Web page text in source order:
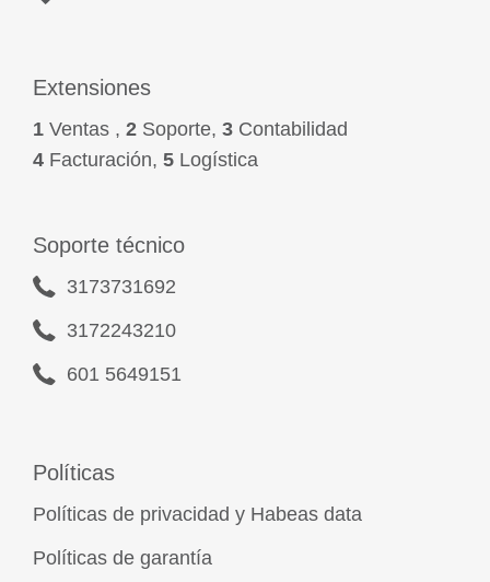
Extensiones
1 Ventas , 2 Soporte, 3 Contabilidad
4 Facturación, 5 Logística
Soporte técnico
3173731692
3172243210
601 5649151
Políticas
Políticas de privacidad y Habeas data
Políticas de garantía